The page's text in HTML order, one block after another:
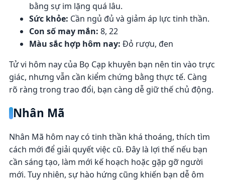
bằng sự im lặng quá lâu.
Sức khỏe: Cần ngủ đủ và giảm áp lực tinh thần.
Con số may mắn: 8, 22
Màu sắc hợp hôm nay: Đỏ rượu, đen
Tử vi hôm nay của Bọ Cạp khuyên bạn nên tin vào trực
giác, nhưng vẫn cần kiểm chứng bằng thực tế. Càng
rõ ràng trong trao đổi, bạn càng dễ giữ thế chủ động.
Nhân Mã
Nhân Mã hôm nay có tinh thần khá thoáng, thích tìm
cách mới để giải quyết việc cũ. Đây là lợi thế nếu bạn
cần sáng tạo, làm mới kế hoạch hoặc gặp gỡ người
mới. Tuy nhiên, sự hào hứng cũng khiến bạn dễ ôm